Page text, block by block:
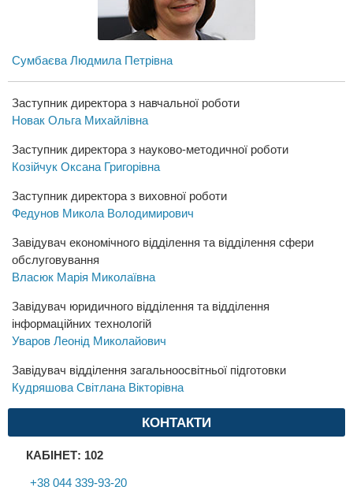
Сумбаєва Людмила Петрівна
Заступник директора з навчальної роботи
Новак Ольга Михайлівна
Заступник директора з науково-методичної роботи
Козійчук Оксана Григорівна
Заступник директора з виховної роботи
Федунов Микола Володимирович
Завідувач економічного відділення та відділення сфери
обслуговування
Власюк Марія Миколаївна
Завідувач юридичного відділення та відділення
інформаційних технологій
Уваров Леонід Миколайович
Завідувач відділення загальноосвітньої підготовки
Кудряшова Світлана Вікторівна
КОНТАКТИ
КАБІНЕТ: 102
+38 044 339-93-20